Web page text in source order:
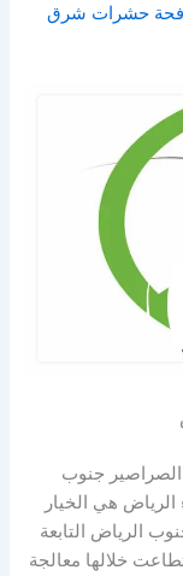
حشرات شرق
جنوب
هي الخيار
الرياض التابعة
خلالها معالجة